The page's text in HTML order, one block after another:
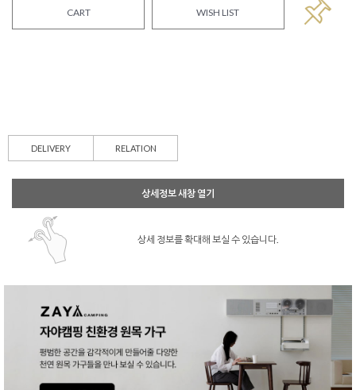
CART WISH LIST
DELIVERY RELATION
상세정보 새창 열기
상세 정보를 확대해 보실 수 있습니다.